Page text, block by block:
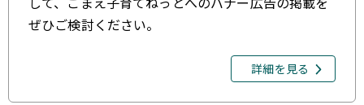
ぜひご検討ください。
詳細を見る